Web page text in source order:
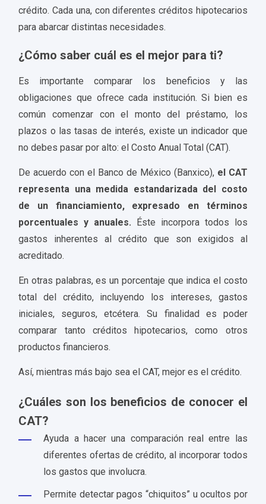
crédito.Cada una, con diferentes créditos hipotecarios
para abarcar distintas necesidades.
¿Cómo saber cuál es el mejor para ti?
Es importante comparar los beneficios y las
obligaciones que ofrece cada institución. Si bien es
común comenzar con el monto del préstamo, los
plazos o las tasas de interés, existe un indicador que
no debes pasar por alto: el Costo Anual Total (CAT).
De acuerdo con el Banco de México (Banxico), el CAT
representa una medida estandarizada del costo
de un financiamiento, expresado en términos
porcentuales y anuales. Éste incorpora todos los
gastos inherentes al crédito que son exigidos al
acreditado.
En otras palabras, es un porcentaje que indica el costo
total del crédito, incluyendo los intereses, gastos
iniciales, seguros, etcétera. Su finalidad es poder
comparar tanto créditos hipotecarios, como otros
productos financieros.
Así, mientras más bajo sea el CAT, mejor es el crédito.
¿Cuáles son los beneficios de conocer el
CAT?
Ayuda a hacer una comparación real entre las
diferentes ofertas de crédito, al incorporar todos
los gastos que involucra.
Permite detectar pagos “chiquitos” u ocultos por